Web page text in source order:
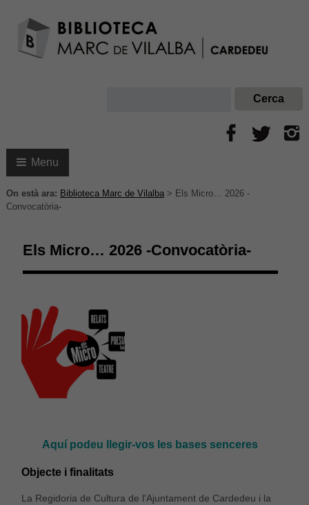
Menu
On està ara: Biblioteca Marc de Vilalba> Els Micro… 2026 -
Convocatòria-
Els Micro… 2026 -Convocatòria-
Aquí podeu llegir-vos les bases senceres
Objecte i finalitats
La Regidoria de Cultura de l’Ajuntament de Cardedeu i la